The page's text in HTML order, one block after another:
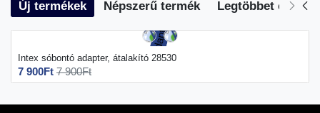
Új termékek Népszerű termék Legtöbbet eladott
Intex sóbontó adapter, átalakító 28530
7 900Ft 7 900Ft